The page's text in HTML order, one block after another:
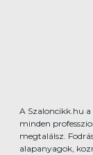
A Szaloncikk.hu a
minden
megtalálsz.
alapanyagok,